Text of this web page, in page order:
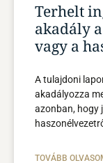
Terhelt
akadály
vagy a
A tulajdoni
akadályozza
azonban, hogy
TOVÁBB